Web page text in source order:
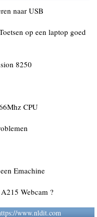
naar USB
op een laptop goed
8250
CPU
Emachine
Webcam ?
www.nldit.com